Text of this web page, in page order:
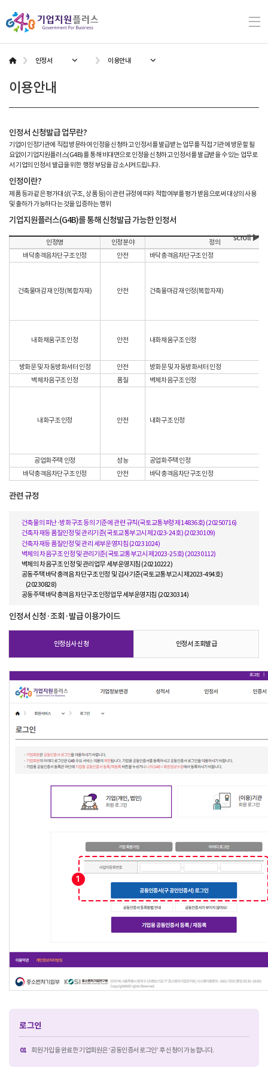
인정서 이용안내
이용안내
인정서 신청발급 업무란?
기업이 인정기관에 직접 방문하여 인정을 신청하고 인정서를 발급받는 업무를 직접 기관에 방문할 필
요없이 기업지원플러스(G4B)를 통해 비대면으로 인정을 신청하고 인정서를 발급받을 수 있는 업무로
서 기업의 인정서 발급을 위한 행정 부담을 감소시켜드립니다.
인정이란?
제품 등과 같은 평가대상(구조, 상품 등)이 관련 규정에 따라 적합여부를 평가 받음으로써 대상의 사용
및 출하가 가능하다는 것을 입증하는 행위
기업지원플러스(G4B)를 통해 신청발급 가능한 인정서
인정명 인정분야
정의
바닥충격음차단구조 인정
안전 바닥충격음차단구조 인정
건축물마감재 인정(복합자재) 안전 건축물마감재 인정(복합자재)
내화채움구조 인정 안전 내화채움구조 인정
방화문 및 자동방화셔터 인정 안전
방화문 및 자동방화셔터 인정
벽체차음구조 인정
품질 벽체차음구조 인정
내화구조 인정 안전 내화구조 인정
공업화주택 인정 성능
공업화주택 인정
바닥충격음차단구조 인정
안전 바닥충격음차단구조 인정
관련 규정
건축물의 피난·방화구조 등의 기준에 관련 규칙(국토교통부령 제14836호) (20250716)
건축자재등 품질인정 및 관리기준(국토교통부고시 제2023-24호) (20230109)
건축자재등 품질인정 및 관리 세부운영지침 (20231024)
벽체의 차음구조 인정 및 관리기준(국토교통부고시 제2023-25호) (20230112)
벽체의 차음구조 인정 및 관리업무 세부운영지침 (20210222)
공동주택 바닥충격음 차단구조 인정 및 검사기준(국토교통부고시 제2023-494호)
(20230828)
공동주택 바닥충격음 차단구조 인정업무 세부운영지침 (20230314)
인정서 신청·조회·발급 이용가이드
인정심사 신청 인정서 조회발급
로그인
01 회원가입을 완료한 기업회원은 ‘공동인증서 로그인’ 후 신청이 가능합니다.